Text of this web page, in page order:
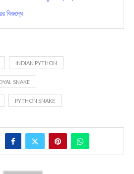
বিরুদ্ধে
INDIAN PYTHON
SNAKE
PYTHON SNAKE